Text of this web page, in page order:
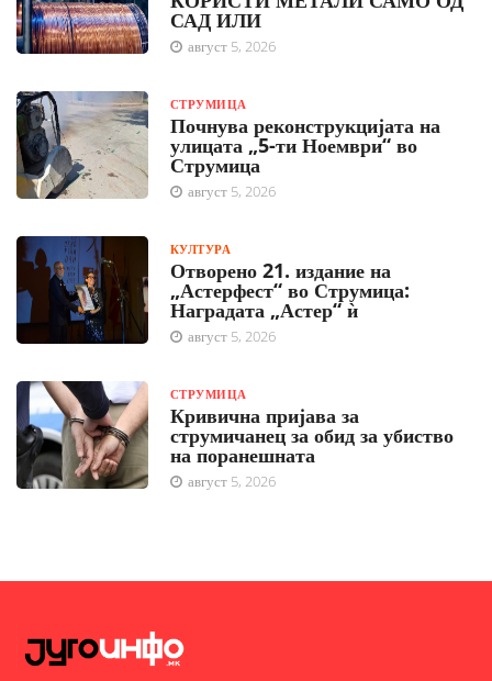
САД ИЛИ
август 5, 2026
СТРУМИЦА
Почнува реконструкцијата на
улицата „5-ти Ноември“ во
Струмица
август 5, 2026
КУЛТУРА
Отворено 21. издание на
„Астерфест“ во Струмица:
Наградата „Астер“ ѝ
август 5, 2026
СТРУМИЦА
Кривична пријава за
струмичанец за обид за убиство
на поранешната
август 5, 2026